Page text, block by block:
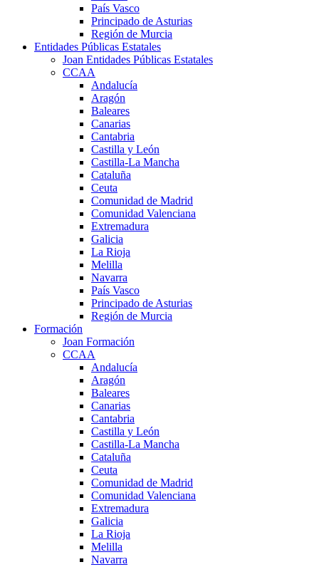
País Vasco
Principado de Asturias
Región de Murcia
Entidades Públicas Estatales
Joan Entidades Públicas Estatales
CCAA
Andalucía
Aragón
Baleares
Canarias
Cantabria
Castilla y León
Castilla-La Mancha
Cataluña
Ceuta
Comunidad de Madrid
Comunidad Valenciana
Extremadura
Galicia
La Rioja
Melilla
Navarra
País Vasco
Principado de Asturias
Región de Murcia
Formación
Joan Formación
CCAA
Andalucía
Aragón
Baleares
Canarias
Cantabria
Castilla y León
Castilla-La Mancha
Cataluña
Ceuta
Comunidad de Madrid
Comunidad Valenciana
Extremadura
Galicia
La Rioja
Melilla
Navarra